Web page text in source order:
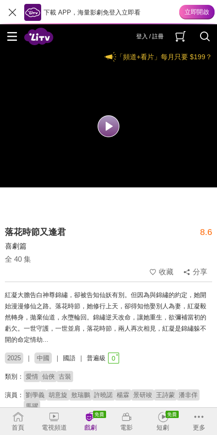
下載 APP，海量影劇免登入立即看
登入 / 註冊
「頻道+看片」每月只要 $199？
落花時節又逢君 8.6
喜劇篇
全 40 集
收藏
分享
紅凝大膽告白神尊錦繡，卻被告知仙妖有別。但因為與錦繡的約定，她開
始漫漫修仙之路。落花時節，她修行上天，卻得知他娶別人為妻，紅凝毅
然轉身，拋棄仙道，永墮輪回。錦繡逆天改命，讓她重生，欲彌補當初的
虧欠。一世守護，一世並肩，落花時節，兩人再次相見，紅凝是錦繡躲不
開的命定情劫...
2025 中國 國語 普遍級
類別： 愛情 仙俠 古裝
演員： 劉學義 胡意旋 敖瑞鵬 許曉諾 楊霖 景研竣 王詩蒙 潘非佯
馬躍
導演： 趙立軍 英英鹿
首頁 電視頻道 戲劇 電影 短劇 更多